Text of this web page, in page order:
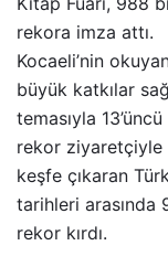
rekora imza attı.
Kocaeli’nin
büyük katkılar
temasıyla
rekor ziyaretçiyle
keşfe çıkaran
tarihleri
rekor kırdı.